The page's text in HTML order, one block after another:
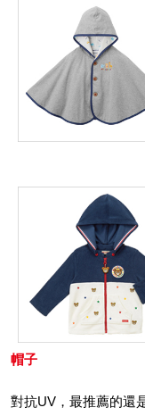
帽子
對抗UV，最推薦的還